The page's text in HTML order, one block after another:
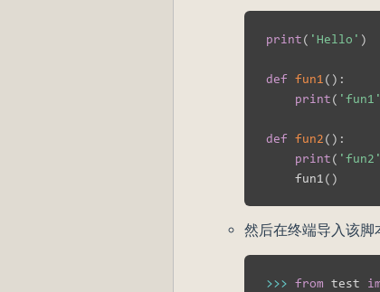
print( 'Hello' )
def fun1 ( ) :
print( 'fun1'
def fun2( ) :
print( 'fun2'
    fun1
( )
然后在终端导入该脚
>>> from test